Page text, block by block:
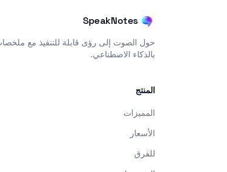
SpeakNotes
حول الصوت إلى رؤى قابلة للتنفيذ مع
بالذكاء الاصطناعي.
المنتج
المميزات
الأسعار
للفرق